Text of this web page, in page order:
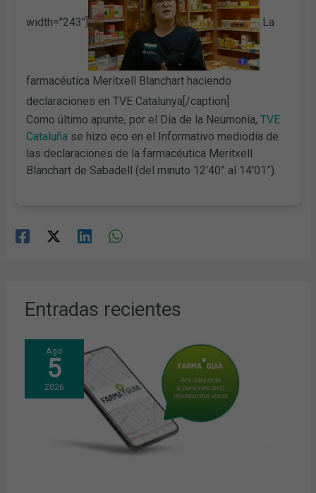
width="243"] La
farmacéutica Meritxell Blanchart haciendo
declaraciones en TVE Catalunya[/caption]
Como último apunte, por el Día de la Neumonía,TVE
Cataluña se hizo eco en el Informativo mediodía de
las declaraciones de la farmacéutica Meritxell
Blanchart de Sabadell (del minuto 12'40” al 14'01”).
Entradas recientes
Ago
5
2026